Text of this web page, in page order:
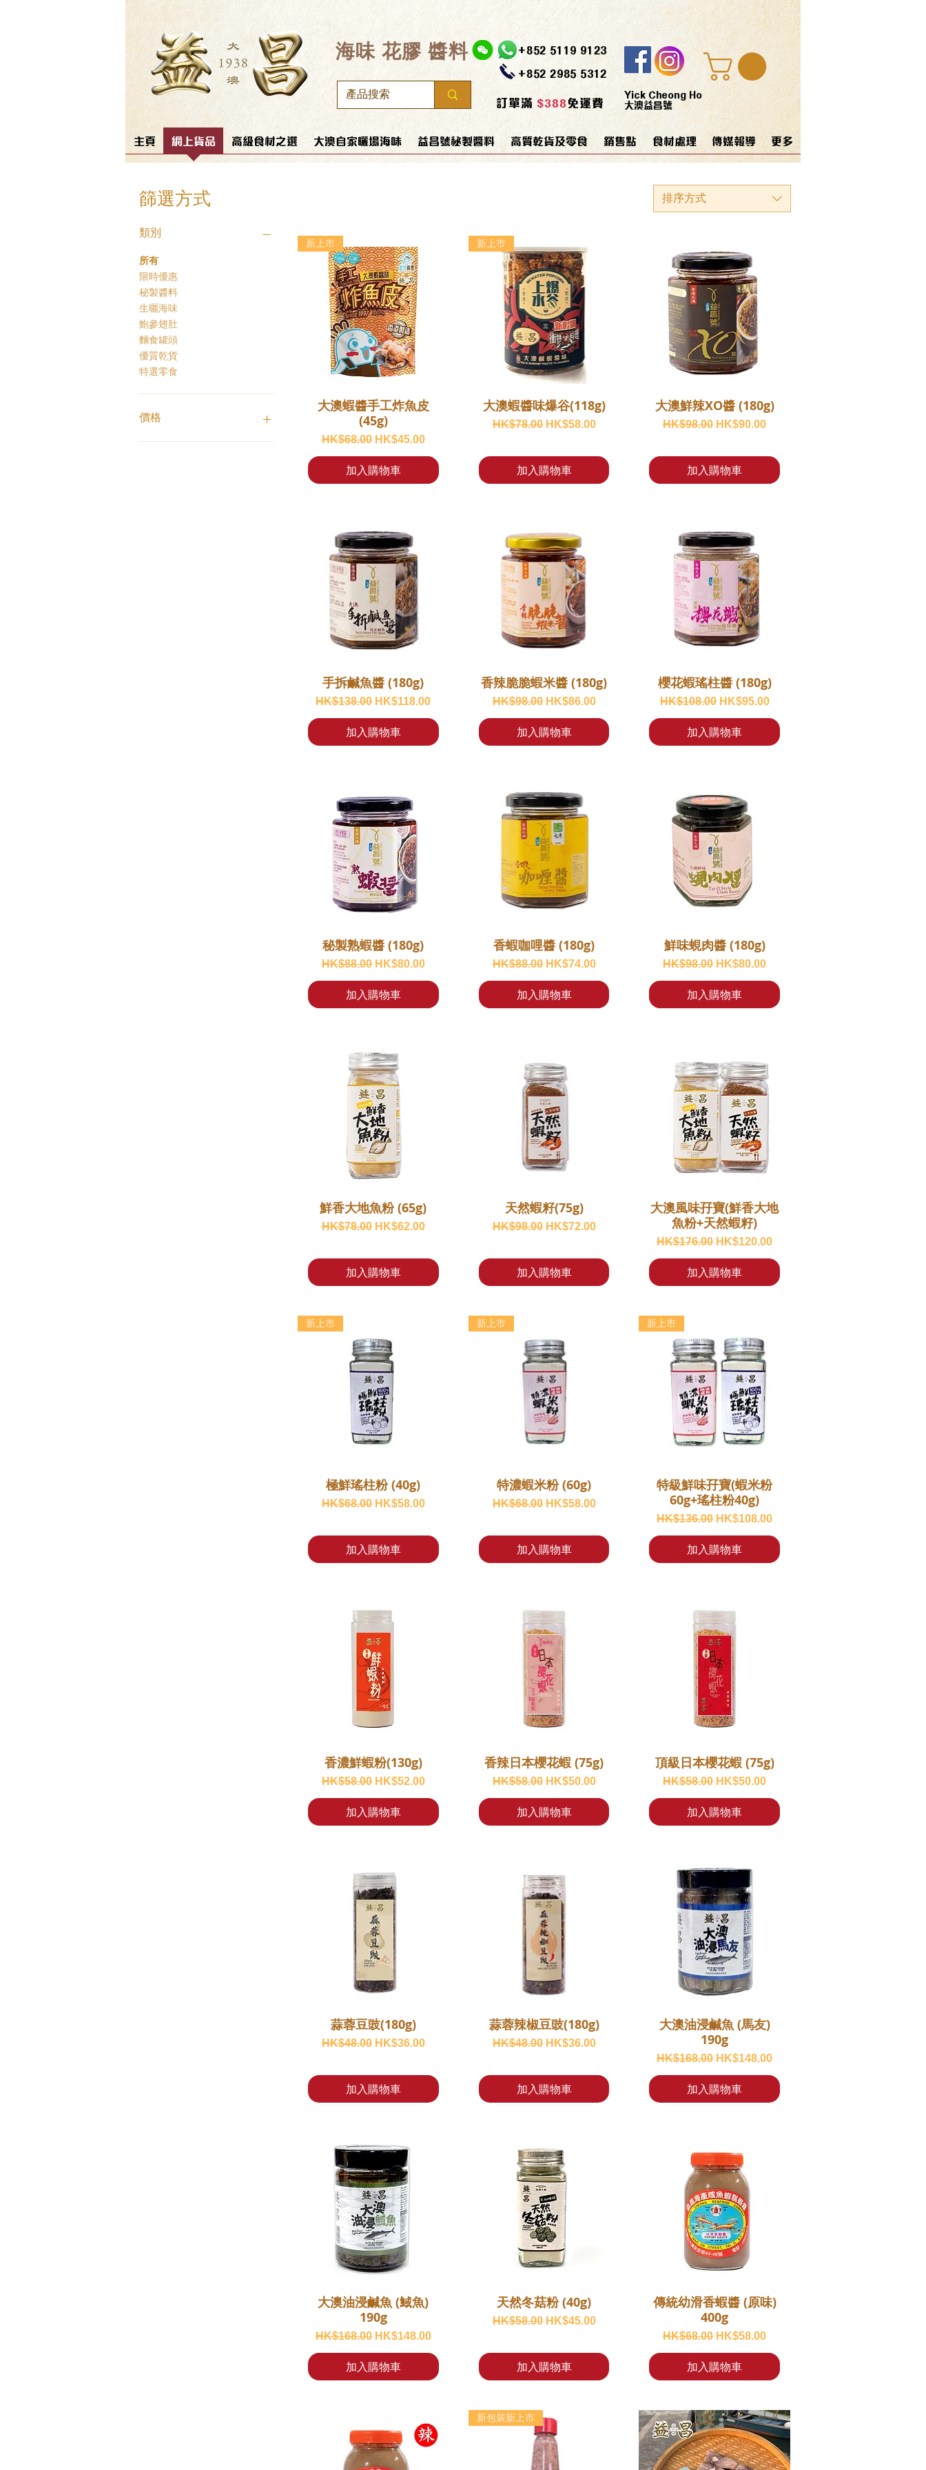
​海味 花膠 醬料
+852 5119 9123
+852 2985 5312
訂單滿 $388免運費
Yick Cheong Ho
大澳益昌號
主頁 網上貨品 高級食材之選 大澳自家曬場海味 益昌號秘製醬料 高質乾貨及零食 銷售點 食材處理 傳媒報導 更多
篩選方式
類別
所有
限時優惠
秘製醬料
生曬海味
鮑參翅肚
麵食罐頭
優質乾貨
特選零食
價格
排序方式
新上市
大澳蝦醬手工炸魚皮
(45g)
一般價格
HK$68.00 促銷價格
HK$45.00
加入購物車
新上市
大澳蝦醬味爆谷(118g)
一般價格
HK$78.00 促銷價格
HK$58.00
加入購物車
大澳鮮辣XO醬 (180g)
一般價格
HK$98.00 促銷價格
HK$90.00
加入購物車
手拆鹹魚醬 (180g)
一般價格
HK$138.00 促銷價格
HK$118.00
加入購物車
香辣脆脆蝦米醬 (180g)
一般價格
HK$98.00 促銷價格
HK$86.00
加入購物車
櫻花蝦瑤柱醬 (180g)
一般價格
HK$108.00 促銷價格
HK$95.00
加入購物車
秘製熟蝦醬 (180g)
一般價格
HK$88.00 促銷價格
HK$80.00
加入購物車
香蝦咖哩醬 (180g)
一般價格
HK$88.00 促銷價格
HK$74.00
加入購物車
鮮味蜆肉醬 (180g)
一般價格
HK$98.00 促銷價格
HK$80.00
加入購物車
鮮香大地魚粉 (65g)
一般價格
HK$78.00 促銷價格
HK$62.00
加入購物車
天然蝦籽(75g)
一般價格
HK$98.00 促銷價格
HK$72.00
加入購物車
大澳風味孖寶(鮮香大地
魚粉+天然蝦籽)
一般價格
HK$176.00 促銷價格
HK$120.00
加入購物車
新上市
極鮮瑤柱粉 (40g)
一般價格
HK$68.00 促銷價格
HK$58.00
加入購物車
新上市
特濃蝦米粉 (60g)
一般價格
HK$68.00 促銷價格
HK$58.00
加入購物車
新上市
特級鮮味孖寶(蝦米粉
60g+瑤柱粉40g)
一般價格
HK$136.00 促銷價格
HK$108.00
加入購物車
香濃鮮蝦粉(130g)
一般價格
HK$58.00 促銷價格
HK$52.00
加入購物車
香辣日本櫻花蝦 (75g)
一般價格
HK$58.00 促銷價格
HK$50.00
加入購物車
頂級日本櫻花蝦 (75g)
一般價格
HK$58.00 促銷價格
HK$50.00
加入購物車
蒜蓉豆豉(180g)
一般價格
HK$48.00 促銷價格
HK$36.00
加入購物車
蒜蓉辣椒豆豉(180g)
一般價格
HK$48.00 促銷價格
HK$36.00
加入購物車
大澳油浸鹹魚 (馬友)
190g
一般價格
HK$168.00 促銷價格
HK$148.00
加入購物車
大澳油浸鹹魚 (䱛魚)
190g
一般價格
HK$168.00 促銷價格
HK$148.00
加入購物車
天然冬菇粉 (40g)
一般價格
HK$58.00 促銷價格
HK$45.00
加入購物車
傳統幼滑香蝦醬 (原味)
400g
一般價格
HK$68.00 促銷價格
HK$58.00
加入購物車
新包裝新上市